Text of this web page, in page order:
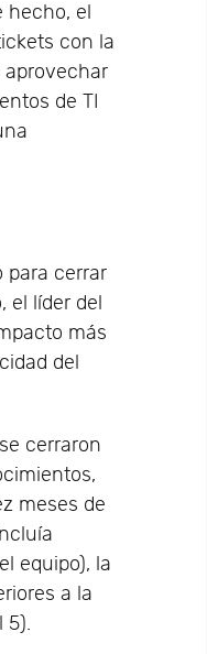
el
con la
aprovechar
de TI
para cerrar
el líder del
más
del
cerraron
meses de
equipo), la
a la
5).